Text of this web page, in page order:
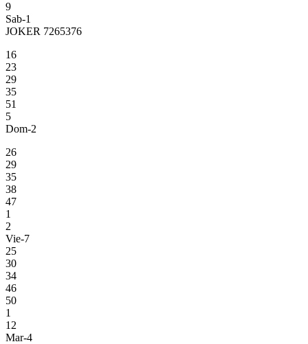
9
Sab-1
JOKER 7265376
16
23
29
35
51
5
Dom-2
26
29
35
38
47
1
2
Vie-7
25
30
34
46
50
1
12
Mar-4